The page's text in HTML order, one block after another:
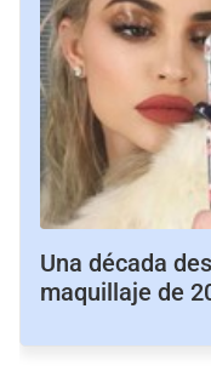
Una década
maquillaje de